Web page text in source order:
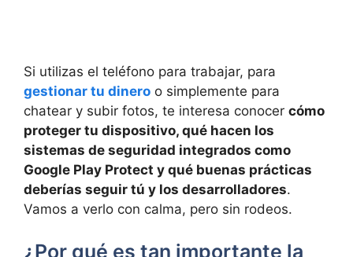
Si utilizas el teléfono para trabajar, para
gestionar tu dinero o simplemente para
chatear y subir fotos, te interesa conocer cómo
proteger tu dispositivo, qué hacen los
sistemas de seguridad integrados como
Google Play Protect y qué buenas prácticas
deberías seguir tú y los desarrolladores.
Vamos a verlo con calma, pero sin rodeos.
¿Por qué es tan importante la